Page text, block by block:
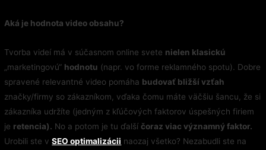
Aká je hodnota video obsahu?
Tvorba videí má v súčasnom online svete nielen klasickú
„marketingovú“ hodnotu (napr. vo forme reklamného spotu). Dobre
spravené relevantné video pomáha budovať bližší vzťah
značky/firmy so zákazníkom, vďaka čomu máte väčšiu šancu, že si
zákazníka udržíte (jedným z kľúčových faktorov úspešných firiem
je retencia). No a potom je tu ďalšíčoraz viac významný faktor.
Urobili ste vSEO optimalizácii naozaj všetko? Nezabudli ste na